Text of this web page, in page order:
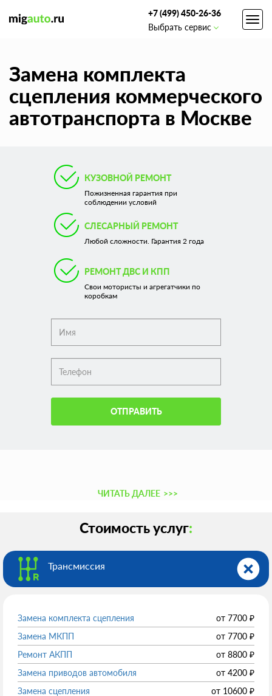
+7 (499) 450-26-36
Выбрать сервис
Замена комплекта
сцепления коммерческого
автотранспорта в Москве
КУЗОВНОЙ РЕМОНТ
Пожизненная гарантия при
соблюдении условий
СЛЕСАРНЫЙ РЕМОНТ
Любой сложности. Гарантия 2 года
РЕМОНТ ДВС И КПП
Свои мотористы и агрегатчики по
коробкам
ОТПРАВИТЬ
ЧИТАТЬ ДАЛЕЕ >>>
Стоимость услуг:
Трансмиссия
Замена комплекта сцепления от 7700 ₽
Замена МКПП
от 7700 ₽
Ремонт АКПП
от 8800 ₽
Замена приводов автомобиля
от 4200 ₽
Замена сцепления
от 10600 ₽